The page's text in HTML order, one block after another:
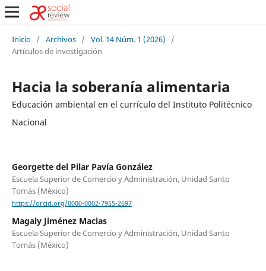
Inicio / Archivos / Vol. 14 Núm. 1 (2026)
/
Artículos de investigación
Hacia la soberanía alimentaria
Educación ambiental en el currículo del Instituto Politécnico
Nacional
Georgette del Pilar Pavía González
Escuela Superior de Comercio y Administración, Unidad Santo
Tomás (México)
https://orcid.org/0000-0002-7955-2697
Magaly Jiménez Macias
Escuela Superior de Comercio y Administración, Unidad Santo
Tomás (México)